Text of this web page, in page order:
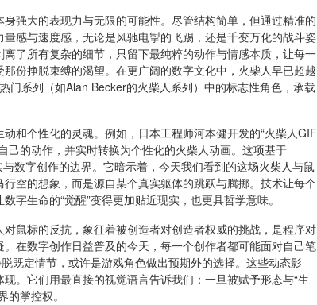
强大的表现力与无限的可能性。尽管结构简单，但通过精准的
感与速度感，无论是风驰电掣的飞踢，还是千变万化的战斗姿
了所有复杂的细节，只留下最纯粹的动作与情感本质，让每一
份挣脱束缚的渴望。在更广阔的数字文化中，火柴人早已超越
门系列（如Alan Becker的火柴人系列）中的标志性角色，承载
和个性化的灵魂。例如，日本工程师河本健开发的“火柴人GIF
己的动作，并实时转换为个性化的火柴人动画。这项基于
数字创作的边界。它暗示着，今天我们看到的这场火柴人与鼠
空的想象，而是源自某个真实躯体的跳跃与腾挪。技术让每个
字生命的“觉醒”变得更加贴近现实，也更具哲学意味。
鼠标的反抗，象征着被创造者对创造者权威的挑战，是程序对
在数字创作日益普及的今天，每一个创作者都可能面对自己笔
既定情节，或许是游戏角色做出预期外的选择。这些动态影
。它们用最直接的视觉语言告诉我们：一旦被赋予形态与“生
掌控权。